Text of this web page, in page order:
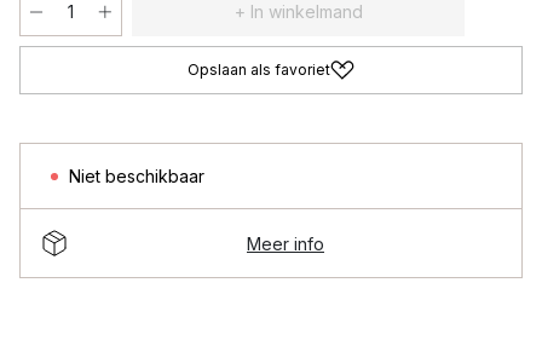
+ In winkelmand
Opslaan als favoriet
Niet beschikbaar
Meer info